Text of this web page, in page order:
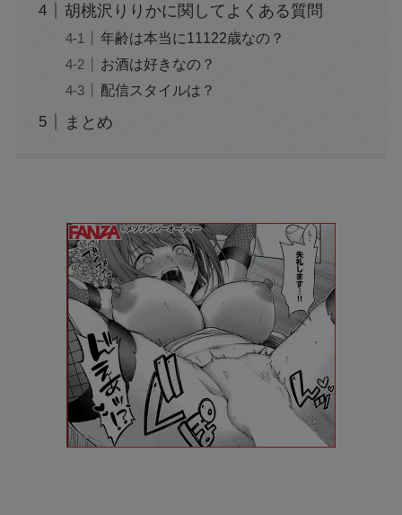
胡桃沢りりかに関してよくある質問
年齢は本当に11122歳なの？
お酒は好きなの？
配信スタイルは？
まとめ